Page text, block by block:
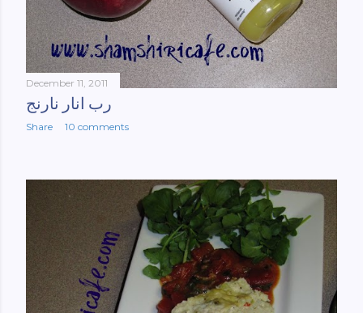
December 11, 2011
رب انار نارنج
Share 10 comments